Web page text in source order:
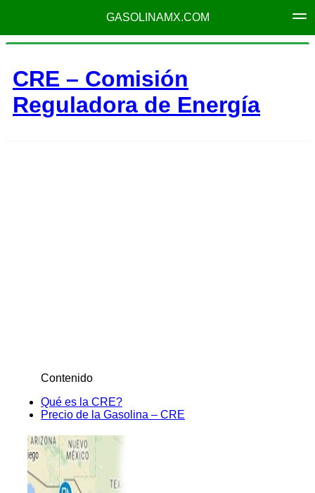
GASOLINAMX.COM
CRE – Comisión
Reguladora de Energía
Contenido
Qué es la CRE?
Precio de la Gasolina – CRE